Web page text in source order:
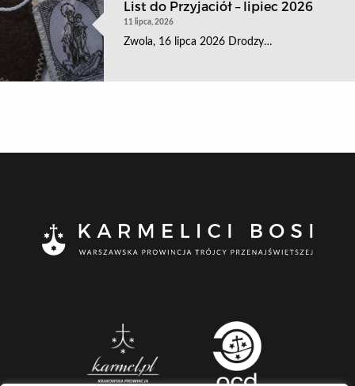
List do Przyjaciół – lipiec 2026
11 lipca, 2026
Zwola, 16 lipca 2026 Drodzy…